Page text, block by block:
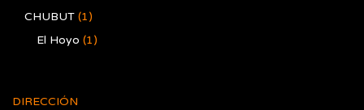
CHUBUT (1)
El Hoyo (1)
DIRECCIÓN